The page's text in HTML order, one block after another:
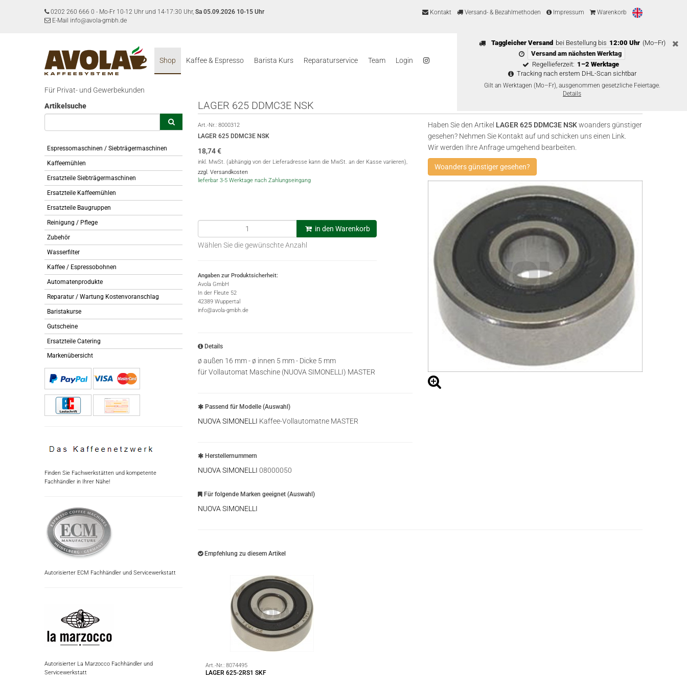
0202 260 666 0 - Mo-Fr 10-12 Uhr und 14-17:30 Uhr, Sa 05.09.2026 10-15 Uhr
E-Mail info@avola-gmbh.de
Kontakt Versand- & Bezahlmethoden Impressum Warenkorb
Taggleicher Versand bei Bestellung bis 12:00 Uhr (Mo–Fr)
Versand am nächsten Werktag
Regellieferzeit: 1–2 Werktage
Tracking nach erstem DHL-Scan sichtbar
Gilt an Werktagen (Mo–Fr), ausgenommen gesetzliche Feiertage.
Details
Shop Kaffee & Espresso Barista Kurs Reparaturservice Team Login
Für Privat- und Gewerbekunden
Artikelsuche
Espressomaschinen / Siebträgermaschinen
Kaffeemühlen
Ersatzteile Siebträgermaschinen
Ersatzteile Kaffeemühlen
Ersatzteile Baugruppen
Reinigung / Pflege
Zubehör
Wasserfilter
Kaffee / Espressobohnen
Automatenprodukte
Reparatur / Wartung Kostenvoranschlag
Baristakurse
Gutscheine
Ersatzteile Catering
Markenübersicht
Finden Sie Fachwerkstätten und kompetente
Fachhändler in Ihrer Nähe!
Autorisierter ECM Fachhändler und Servicewerkstatt
Autorisierter La Marzocco Fachhändler und
Servicewerkstatt
LAGER 625 DDMC3E NSK
Art.-Nr.: 8000312
LAGER 625 DDMC3E NSK
18,74€
inkl. MwSt. (abhängig von der Lieferadresse kann die MwSt. an der Kasse variieren),
zzgl. Versandkosten
lieferbar 3-5 Werktage nach Zahlungseingang
in den Warenkorb
Wählen Sie die gewünschte Anzahl
Angaben zur Produktsicherheit:
Avola GmbH
In der Fleute 52
42389 Wuppertal
info@avola-gmbh.de
Details
ø außen 16 mm - ø innen 5 mm - Dicke 5 mm
für Vollautomat Maschine (NUOVA SIMONELLI) MASTER
Passend für Modelle (Auswahl)
NUOVA SIMONELLI Kaffee-Vollautomatne MASTER
Herstellernummern
NUOVA SIMONELLI 08000050
Für folgende Marken geeignet (Auswahl)
NUOVA SIMONELLI
Haben Sie den Artikel LAGER 625 DDMC3E NSKwoanders günstiger
gesehen? Nehmen Sie Kontakt auf und schicken uns einen Link.
Wir werden Ihre Anfrage umgehend bearbeiten.
Woanders günstiger gesehen?
Empfehlung zu diesem Artikel
Art.-Nr.: 8074495
LAGER 625-2RS1 SKF